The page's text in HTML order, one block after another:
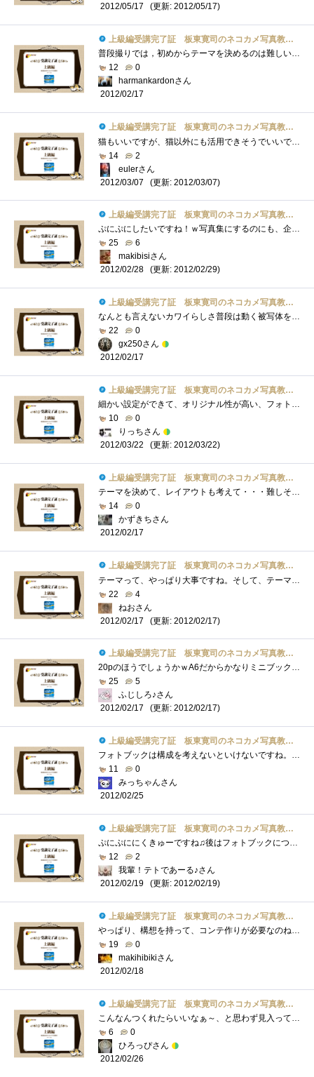
2012/05/17
(更新: 2012/05/17)
上級編受講完了証 板東寛司のネコカメ写真教室パート2
普段撮りでは，初めからテーマを決めるのは難しいです．でも，そうしないといいフォトブックは作れないということがわかりました．
12
0
harmankardonさん
2012/02/17
上級編受講完了証 板東寛司のネコカメ写真教室パート2
猫もいいですが、猫以外にも活用できそうでいいですね。というか所々に出てくる肉球が・・・あれだけ立体にしてほしい・・・ぷにぷにしたい�...
14
2
eulerさん
2012/03/07
(更新: 2012/03/07)
上級編受講完了証 板東寛司のネコカメ写真教室パート2
ぷにぷにしたいですね！ｗ写真集にするのにも、企画書を書いたりするのですね。いつか、子供の写真を使って写真集を作ってみたいですね。＾＾
25
6
makibisiさん
2012/02/28
(更新: 2012/02/29)
上級編受講完了証 板東寛司のネコカメ写真教室パート2
なんとも言えないカワイらしさ普段は動く被写体を撮らないため、動きのある動物写真は楽しそうだな～～！
22
0
gx250さん
2012/02/17
上級編受講完了証 板東寛司のネコカメ写真教室パート2
細かい設定ができて、オリジナル性が高い、フォトブックが作れそうです！！旅行の思い出作りとかよさそー
10
0
りっちさん
2012/03/22
(更新: 2012/03/22)
上級編受講完了証 板東寛司のネコカメ写真教室パート2
テーマを決めて、レイアウトも考えて・・・難しそうですが、うまくできた時の達成感は大きいと思いますね。
14
0
かずきちさん
2012/02/17
上級編受講完了証 板東寛司のネコカメ写真教室パート2
テーマって、やっぱり大事ですね。そして、テーマを決めたら、そのテーマから外れないように気を付けないとね・・・それに、ラフレイアウト�...
22
4
ねおさん
2012/02/17
(更新: 2012/02/17)
上級編受講完了証 板東寛司のネコカメ写真教室パート2
20pのほうでしょうかｗA6だからかなりミニブックですねｗネコさんの鼻だけ集めた写真集・・・は、マニアックすぎるかしらん。
25
5
ふじしろ♪さん
2012/02/17
(更新: 2012/02/17)
上級編受講完了証 板東寛司のネコカメ写真教室パート2
フォトブックは構成を考えないといけないですね。こればかりはセンスが必要ですね・・・楽しそうで、難しそう(笑)
11
0
みっちゃんさん
2012/02/25
上級編受講完了証 板東寛司のネコカメ写真教室パート2
ぷにぷににくきゅーですね♫後はフォトブックについてですね！！今度うちのテトくんブック作りたいです(^^)
12
2
我輩！テトであーる♪さん
2012/02/19
(更新: 2012/02/19)
上級編受講完了証 板東寛司のネコカメ写真教室パート2
やっぱり、構想を持って、コンテ作りが必要なのね。。。勉強になります！
19
0
makihibikiさん
2012/02/18
上級編受講完了証 板東寛司のネコカメ写真教室パート2
こんなんつくれたらいいなぁ～、と思わず見入ってしまいましたｗ
6
0
ひろっぴさん
2012/02/26